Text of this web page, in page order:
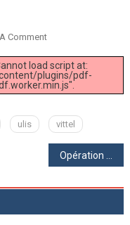
CommentOn
Du
Dispositif
Du
Collège
Vittel
load script at:
plugins/pdf-
ulis vittel